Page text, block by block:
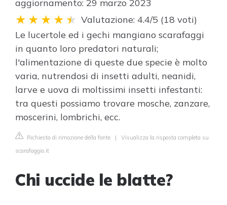
aggiornamento: 29 marzo 2023
Valutazione: 4.4/5 (18 voti)
Le lucertole ed i gechi mangiano scarafaggi
in quanto loro predatori naturali;
l'alimentazione di queste due specie è molto
varia, nutrendosi di insetti adulti, neanidi,
larve e uova di moltissimi insetti infestanti:
tra questi possiamo trovare mosche, zanzare,
moscerini, lombrichi, ecc.
Richiesta di rimozione della fonte | Visualizza la risposta completa su
scarafaggio.it
Chi uccide le blatte?